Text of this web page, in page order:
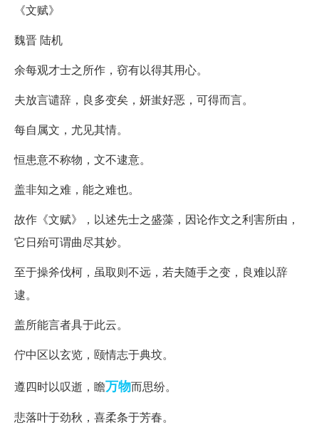
《文赋》
魏晋 陆机
余每观才士之所作，窃有以得其用心。
夫放言谴辞，良多变矣，妍蚩好恶，可得而言。
每自属文，尤见其情。
恒患意不称物，文不逮意。
盖非知之难，能之难也。
故作《文赋》，以述先士之盛藻，因论作文之利害所由，
它日殆可谓曲尽其妙。
至于操斧伐柯，虽取则不远，若夫随手之变，良难以辞
逮。
盖所能言者具于此云。
佇中区以玄览，颐情志于典坟。
遵四时以叹逝，瞻万物而思纷。
悲落叶于劲秋，喜柔条于芳春。